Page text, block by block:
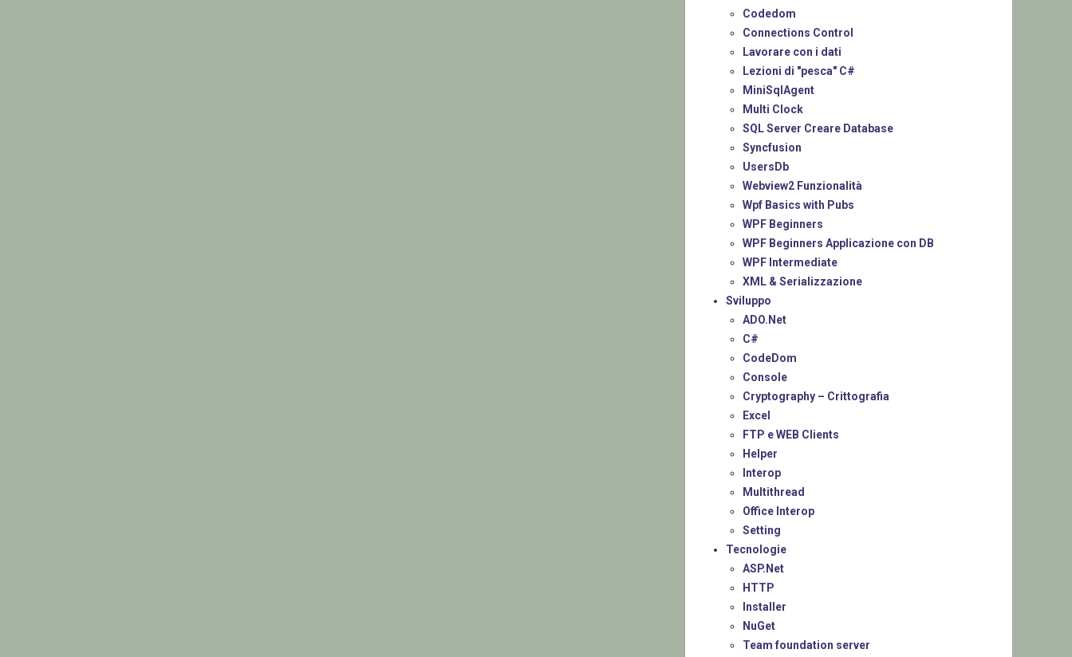
Codedom
Connections Control
Lavorare con i dati
Lezioni di "pesca" C#
MiniSqlAgent
Multi Clock
SQL Server Creare Database
Syncfusion
UsersDb
Webview2 Funzionalità
Wpf Basics with Pubs
WPF Beginners
WPF Beginners Applicazione con DB
WPF Intermediate
XML & Serializzazione
Sviluppo
ADO.Net
C#
CodeDom
Console
Cryptography – Crittografia
Excel
FTP e WEB Clients
Helper
Interop
Multithread
Office Interop
Setting
Tecnologie
ASP.Net
HTTP
Installer
NuGet
Team foundation server